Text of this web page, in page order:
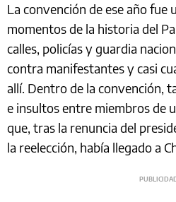
La convención de ese año fue
momentos de la historia del
calles, policías y guardia
contra manifestantes y casi
allí. Dentro de la convención,
e insultos entre miembros de
que, tras la renuncia del
la reelección, había llegado a